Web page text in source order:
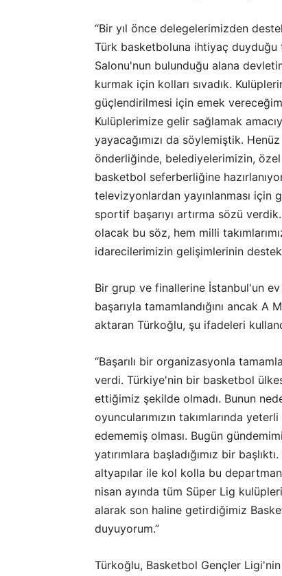
“Bir yıl önce delegelerimizden
Türk basketboluna ihtiyaç duyduğu
Salonu'nun bulunduğu alana
kurmak için kolları sıvadık.
güçlendirilmesi için emek
Kulüplerimize gelir sağlamak
yayacağımızı da söylemiştik. Henüz
önderliğinde, belediyelerimizin,
basketbol seferberliğine
televizyonlardan yayınlanması için
sportif başarıyı artırma sözü
olacak bu söz, hem milli
idarecilerimizin gelişimlerinin
Bir grup ve finallerine İstanbul'un ev
başarıyla tamamlandığını ancak A
aktaran Türkoğlu, şu ifadeleri
“Başarılı bir organizasyonla
verdi. Türkiye'nin bir basketbol
ettiğimiz şekilde olmadı. Bunun
oyuncularımızın takımlarında
edememiş olması. Bugün
yatırımlara başladığımız bir
altyapılar ile kol kolla bu
nisan ayında tüm Süper Lig
alarak son haline getirdiğimiz
duyuyorum.”
Türkoğlu, Basketbol Gençler